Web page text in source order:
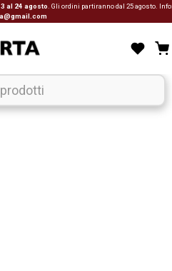
al 24 agosto . Gli ordini partiranno dal 25 agosto. Info: